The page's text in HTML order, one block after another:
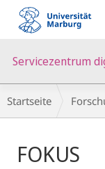
Mobile-
Navigation
Servicezentrum
Breadcrumb-
Navigation
Startseite
FOKUS